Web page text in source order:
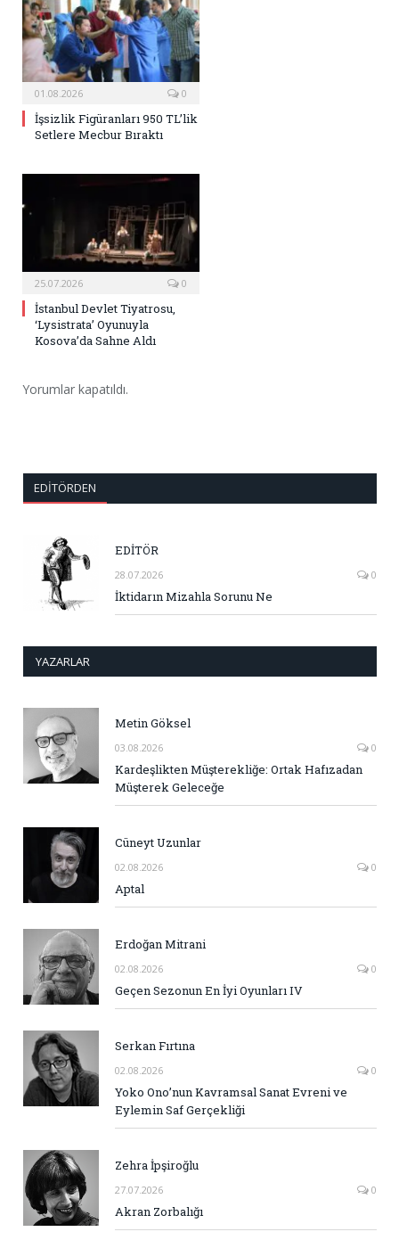
01.08.2026 0
İşsizlik Figüranları 950 TL’lik
Setlere Mecbur Bıraktı
25.07.2026 0
İstanbul Devlet Tiyatrosu,
‘Lysistrata’ Oyunuyla
Kosova’da Sahne Aldı
Yorumlar kapatıldı.
EDITÖRDEN
EDİTÖR
28.07.2026 0
İktidarın Mizahla Sorunu Ne
YAZARLAR
Metin Göksel
03.08.2026 0
Kardeşlikten Müşterekliğe: Ortak Hafızadan
Müşterek Geleceğe
Cüneyt Uzunlar
02.08.2026 0
Aptal
Erdoğan Mitrani
02.08.2026 0
Geçen Sezonun En İyi Oyunları IV
Serkan Fırtına
02.08.2026 0
Yoko Ono’nun Kavramsal Sanat Evreni ve
Eylemin Saf Gerçekliği
Zehra İpşiroğlu
27.07.2026 0
Akran Zorbalığı